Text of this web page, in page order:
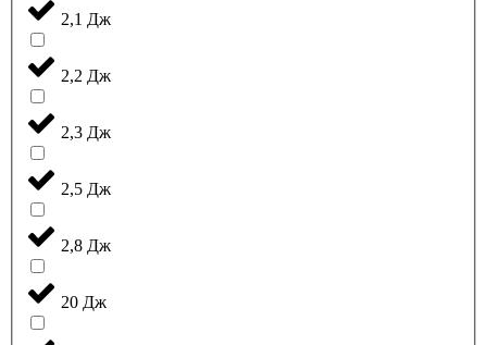
2,1 Дж
2,2 Дж
2,3 Дж
2,5 Дж
2,8 Дж
20 Дж